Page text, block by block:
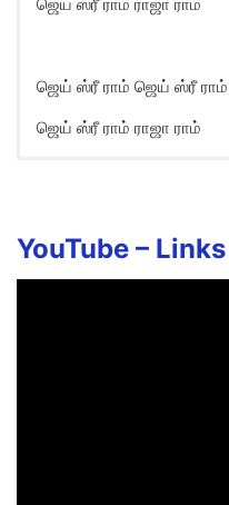
ஜெய் ஸ்ரீ ராம் ஜெய் ஸ்ரீ ராம்
ஜெய் ஸ்ரீ ராம் ராஜா ராம்
Muneri Selvomae Naam
Un Melanaa Anbale
YouTube – Links